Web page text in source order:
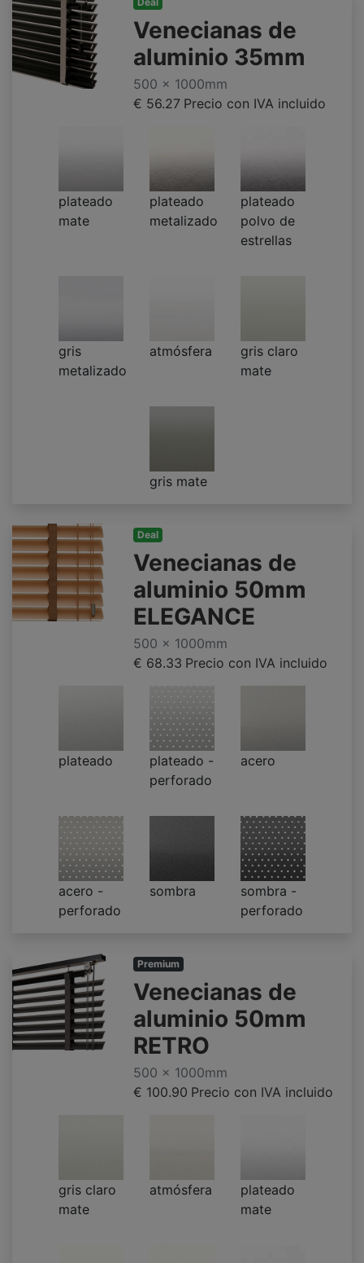
Venecianas de
aluminio 35mm
500 x 1000mm
€ 56.27 Precio con IVA incluido
plateado
mate
plateado
metalizado
plateado
polvo de
estrellas
gris
metalizado
atmósfera
gris claro
mate
gris mate
Deal
Venecianas de
aluminio 50mm
ELEGANCE
500 x 1000mm
€ 68.33 Precio con IVA incluido
plateado
plateado -
perforado
acero
acero -
perforado
sombra
sombra -
perforado
Premium
Venecianas de
aluminio 50mm
RETRO
500 x 1000mm
€ 100.90 Precio con IVA incluido
gris claro
mate
atmósfera
plateado
mate